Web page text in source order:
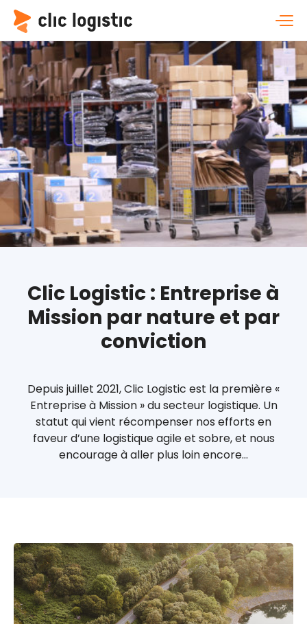
Clic Logistic : Entreprise à
Mission par nature et par
conviction
Depuis juillet 2021, Clic Logistic est la première «
Entreprise à Mission » du secteur logistique. Un
statut qui vient récompenser nos efforts en
faveur d’une logistique agile et sobre, et nous
encourage à aller plus loin encore…